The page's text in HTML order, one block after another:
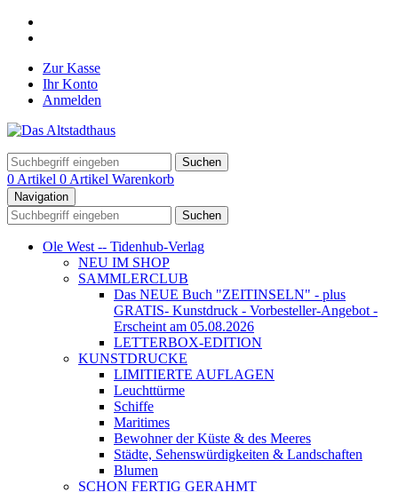
Zur Kasse
Ihr Konto
Anmelden
Suchen
0 Artikel 0 Artikel Warenkorb
Navigation
Suchen
Ole West -- Tidenhub-Verlag
NEU IM SHOP
SAMMLERCLUB
Das NEUE Buch "ZEITINSELN" - plus
GRATIS- Kunstdruck - Vorbesteller-Angebot -
Erscheint am 05.08.2026
LETTERBOX-EDITION
KUNSTDRUCKE
LIMITIERTE AUFLAGEN
Leuchttürme
Schiffe
Maritimes
Bewohner der Küste & des Meeres
Städte, Sehenswürdigkeiten & Landschaften
Blumen
SCHON FERTIG GERAHMT